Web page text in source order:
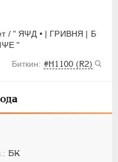
/ " ЯΨД • | ГРИВНЯ | Б
"
#Н1100 (R2)
БК